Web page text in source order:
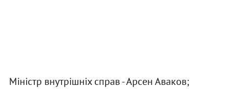
Міністр внутрішніх справ - Арсен Аваков;